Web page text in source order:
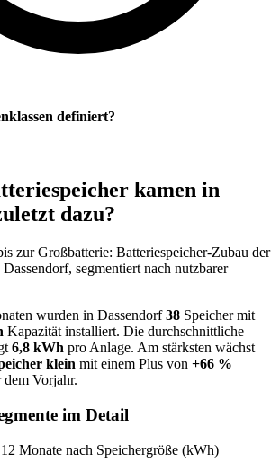
definiert?
kamen in
dazu?
zur Großbatterie: Batteriespeicher-Zubau der
segmentiert nach nutzbarer
wurden in Dassendorf38 Speicher mit
Kapazität installiert. Die durchschnittliche
6,8 kWh pro Anlage. Am stärksten wächst
klein mit einem Plus von +66 %
dem Vorjahr.
im Detail
Monate nach Speichergröße (kWh)